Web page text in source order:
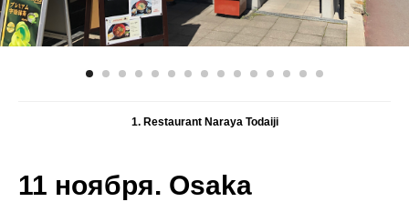
1. Restaurant Naraya Todaiji
11 ноября. Osaka